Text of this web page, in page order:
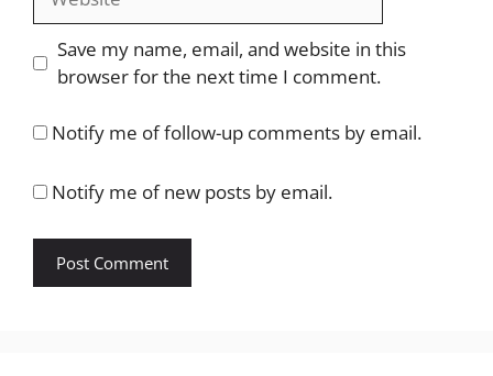
Save my name, email, and website in this
browser for the next time I comment.
Notify me of follow-up comments by email.
Notify me of new posts by email.